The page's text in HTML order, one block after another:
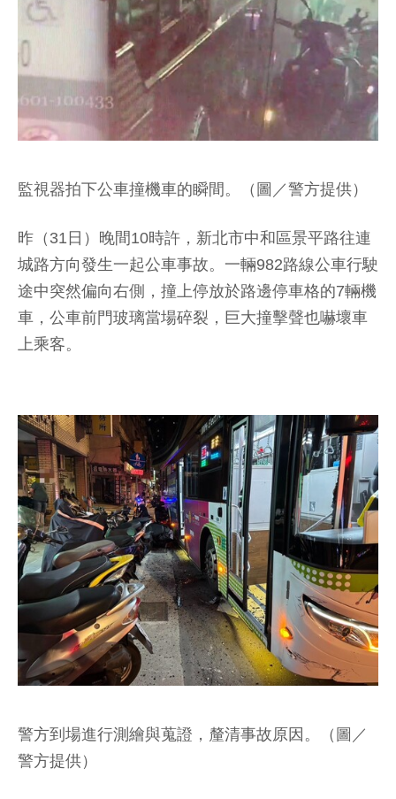
監視器拍下公車撞機車的瞬間。（圖／警方提供）
昨（31日）晚間10時許，新北市中和區景平路往連
城路方向發生一起公車事故。一輛982路線公車行駛
途中突然偏向右側，撞上停放於路邊停車格的7輛機
車，公車前門玻璃當場碎裂，巨大撞擊聲也嚇壞車
上乘客。
警方到場進行測繪與蒐證，釐清事故原因。（圖／
警方提供）